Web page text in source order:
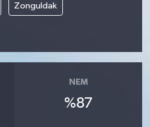
Zonguldak
NEM
%87